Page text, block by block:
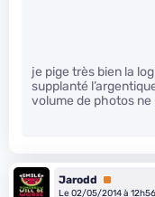
je pige très bien la
supplanté
volume de photos
Jarodd
Premium
Le 02/05/2014 à 12h56